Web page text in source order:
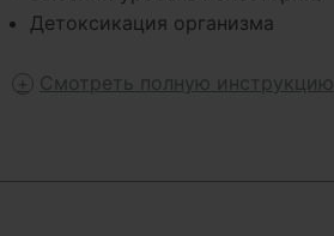
Детоксикация организма
Смотреть полную инструкцию